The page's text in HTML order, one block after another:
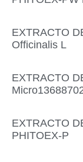
EXTRACTO
Officinalis L
EXTRACTO
EXTRACTO
PHITOEX-P